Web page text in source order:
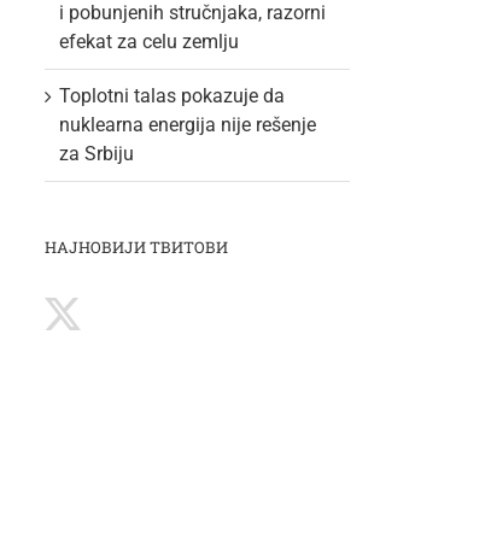
i pobunjenih stručnjaka, razorni
efekat za celu zemlju
Toplotni talas pokazuje da
nuklearna energija nije rešenje
za Srbiju
НАЈНОВИЈИ ТВИТОВИ